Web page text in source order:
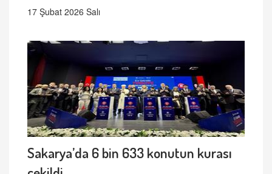
17 Şubat 2026 Salı
Sakarya’da 6 bin 633 konutun kurası